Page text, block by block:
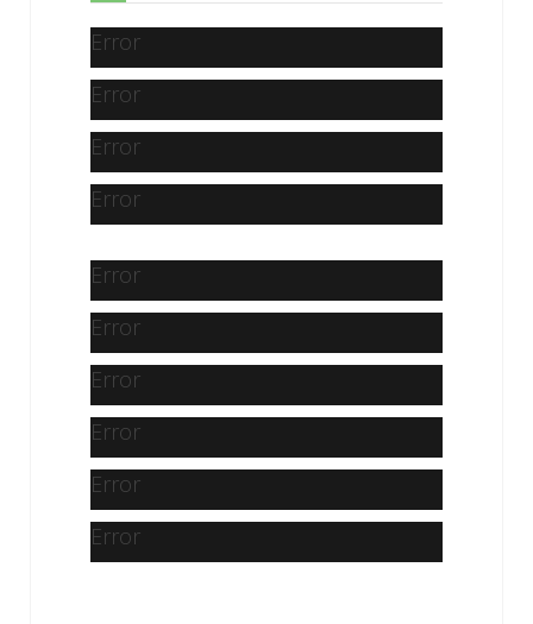
Error
Error
Error
Error
Error
Error
Error
Error
Error
Error